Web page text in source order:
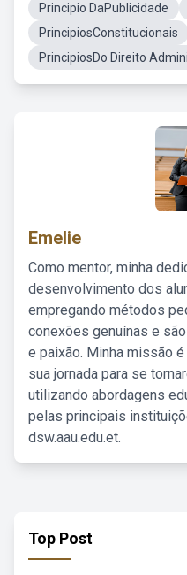
Principio DaPublicidade
PrincipiosConstitucionais
PrincipiosDo Direito
Emelie
Como mentor, minha
desenvolvimento dos
empregando métodos
conexões genuínas e
e paixão. Minha missão
sua jornada para se
utilizando abordagens
pelas principais
dsw.aau.edu.et.
Top Post